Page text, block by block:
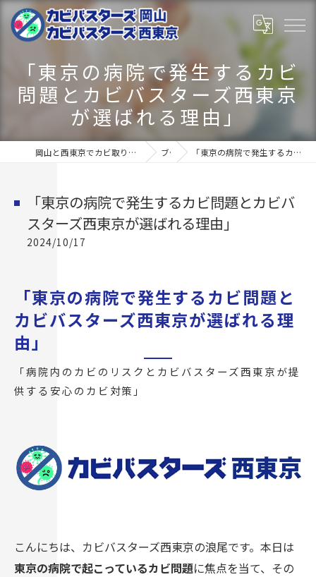
「東京の病院で発生するカビ
問題とカビバスターズ西東京
が選ばれる理由」
岡山と西東京でカビ取りならカビバスターズ岡山･カビバスターズ西東京 ブログ 「東京の病院で発生するカビ問題とカビバスターズ西東京が選ばれる理由」
「東京の病院で発生するカビ問題とカビバ
スターズ西東京が選ばれる理由」
2024/10/17
「東京の病院で発生するカビ問題と
カビバスターズ西東京が選ばれる理
由」
「病院内のカビのリスクとカビバスターズ西東京が提
供する安心のカビ対策」
こんにちは、カビバスターズ西東京の浪尾です。本日は
東京の病院で起こっているカビ問題に焦点を当て、その